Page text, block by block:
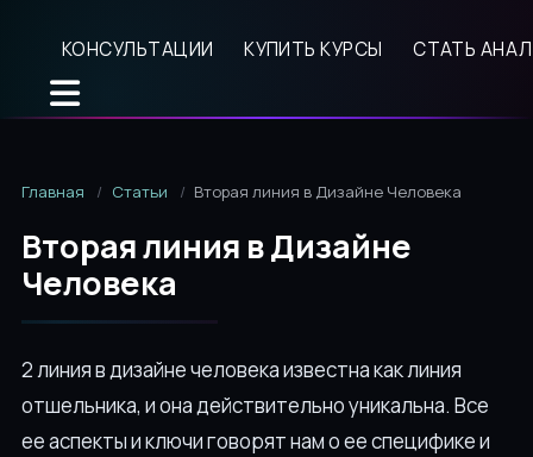
КОНСУЛЬТАЦИИ КУПИТЬ КУРСЫ СТАТЬ
Главная Статьи Вторая линия в Дизайне Человека
Вторая линия в Дизайне
Человека
2 линия в дизайне человека известна как линия
отшельника, и она действительно уникальна. Все
ее аспекты и ключи говорят нам о ее специфике и